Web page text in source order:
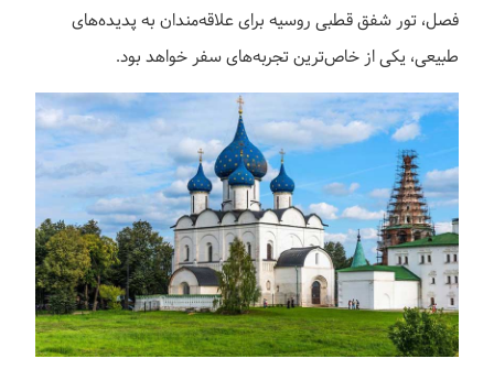
فصل، تور شفق قطبی روسیه برای علاقه‌مندان به پدیده‌های
طبیعی، یکی از خاص‌ترین تجربه‌های سفر خواهد بود.